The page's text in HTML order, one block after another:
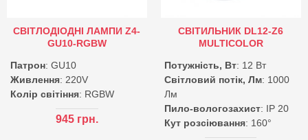
СВІТЛОДІОДНІ ЛАМПИ Z4-
GU10-RGBW
Патрон: GU10
Живлення: 220V
Колір світіння: RGBW
945 грн.
СВІТИЛЬНИК DL12-Z6
MULTICOLOR
Потужність, Вт: 12 Вт
Світловий потік, Лм: 1000
Лм
Пило-вологозахист: IP 20
Кут розсіювання: 160°